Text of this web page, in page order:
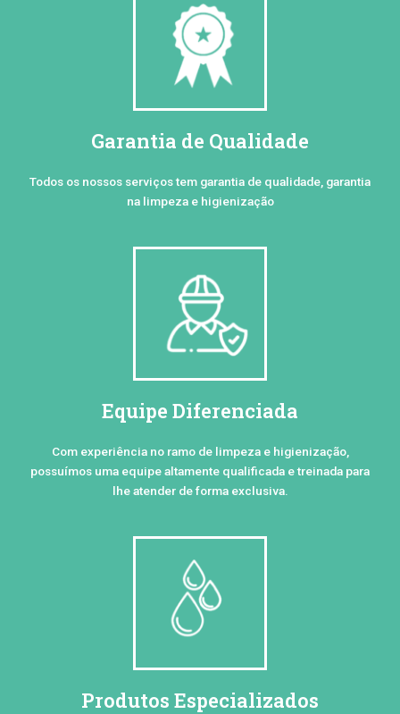
Garantia de Qualidade
Todos os nossos serviços tem garantia de qualidade, garantia
na limpeza e higienização
Equipe Diferenciada
Com experiência no ramo de limpeza e higienização,
possuímos uma equipe altamente qualificada e treinada para
lhe atender de forma exclusiva.
Produtos Especializados